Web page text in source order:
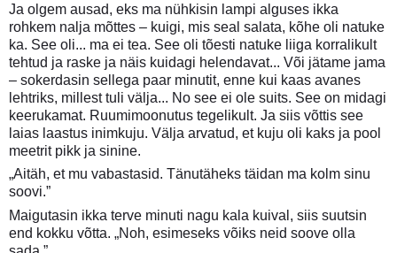
Ja olgem ausad, eks ma nühkisin lampi alguses ikka
rohkem nalja mõttes – kuigi, mis seal salata, kõhe oli natuke
ka. See oli... ma ei tea. See oli tõesti natuke liiga korralikult
tehtud ja raske ja näis kuidagi helendavat... Või jätame jama
– sokerdasin sellega paar minutit, enne kui kaas avanes
lehtriks, millest tuli välja... No see ei ole suits. See on midagi
keerukamat. Ruumimoonutus tegelikult. Ja siis võttis see
laias laastus inimkuju. Välja arvatud, et kuju oli kaks ja pool
meetrit pikk ja sinine.
„Aitäh, et mu vabastasid. Tänutäheks täidan ma kolm sinu
soovi.”
Maigutasin ikka terve minuti nagu kala kuival, siis suutsin
end kokku võtta. „Noh, esimeseks võiks neid soove olla